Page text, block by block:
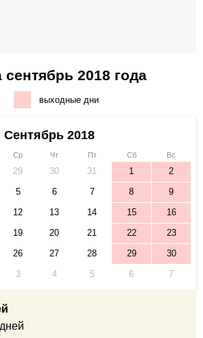
2018 года
выходные дни
Сентябрь 2018
Ср Чт Пт Сб
Вс
29 30 31 1 2
5 6 7 8 9
12 13 14 15 16
19 20 21 22 23
26 27 28 29
30
3 4 5 6 7